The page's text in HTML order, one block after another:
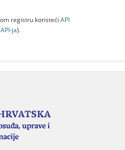
registru koristeći API
jа).